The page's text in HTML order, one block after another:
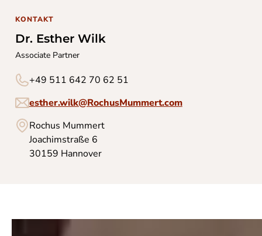
KONTAKT
Dr. Esther Wilk
Associate Partner
+49 511 642 70 62 51
esther.wilk@RochusMummert.com
Rochus Mummert
Joachimstraße 6
30159 Hannover